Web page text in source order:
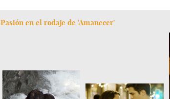
Pasión en el rodaje de 'Amanecer'